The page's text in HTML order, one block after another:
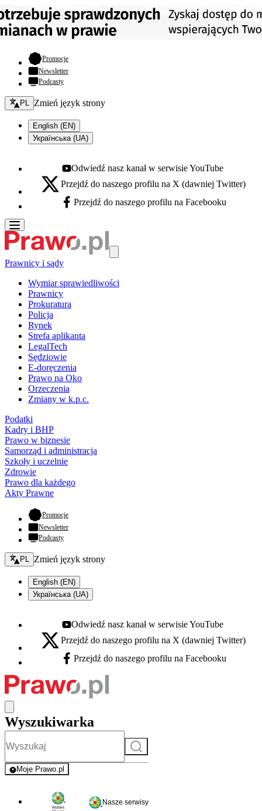
Promocje- otwiera się w nowej karcie
Newsletter
Podcasty
Zmień język - bieżący:
PL Zmień język strony
English (EN)
Українська (UA)
Youtube - otwiera się w nowej karcie
Odwiedź nasz kanał w serwisie YouTube
X - otwiera się w nowej karcie
Przejdź do naszego profilu na X (dawniej Twitter)
Facebook - otwiera się w nowej karcie
Przejdź do naszego profilu na Facebooku
Prawnicy i sądy
Wymiar sprawiedliwości
Prawnicy
Prokuratura
Policja
Rynek
Strefa aplikanta
LegalTech
Sędziowie
E-doręczenia
Prawo na Oko
Orzeczenia
Zmiany w k.p.c.
Podatki
Kadry i BHP
Prawo w biznesie
Samorząd i administracja
Szkoły i uczelnie
Zdrowie
Prawo dla każdego
Akty Prawne
Promocje- otwiera się w nowej karcie
Newsletter
Podcasty
Zmień język - bieżący:
PL Zmień język strony
English (EN)
Українська (UA)
Youtube - otwiera się w nowej karcie
Odwiedź nasz kanał w serwisie YouTube
X - otwiera się w nowej karcie
Przejdź do naszego profilu na X (dawniej Twitter)
Facebook - otwiera się w nowej karcie
Przejdź do naszego profilu na Facebooku
Wyszukiwarka
Szukaj
Moje Prawo.pl
- rejestracja i logowanie do serwisu
Nasze serwisy